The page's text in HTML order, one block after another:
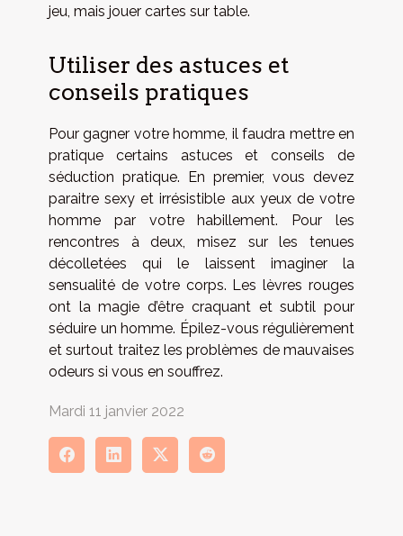
jeu, mais jouer cartes sur table.
Utiliser des astuces et
conseils pratiques
Pour gagner votre homme, il faudra mettre en
pratique certains astuces et conseils de
séduction pratique. En premier, vous devez
paraitre sexy et irrésistible aux yeux de votre
homme par votre habillement. Pour les
rencontres à deux, misez sur les tenues
décolletées qui le laissent imaginer la
sensualité de votre corps. Les lèvres rouges
ont la magie d’être craquant et subtil pour
séduire un homme. Épilez-vous régulièrement
et surtout traitez les problèmes de mauvaises
odeurs si vous en souffrez.
Mardi 11 janvier 2022